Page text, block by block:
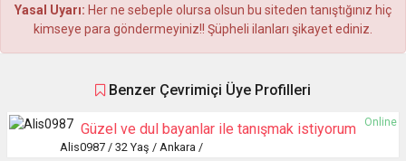
Yasal Uyarı: Her ne sebeple olursa olsun bu siteden tanıştığınız hiç
kimseye para göndermeyiniz!! Şüpheli ilanları şikayet ediniz.
Benzer Çevrimiçi Üye Profilleri
Online
Güzel ve dul bayanlar ile tanışmak istiyorum
Alis0987 / 32 Yaş / Ankara /